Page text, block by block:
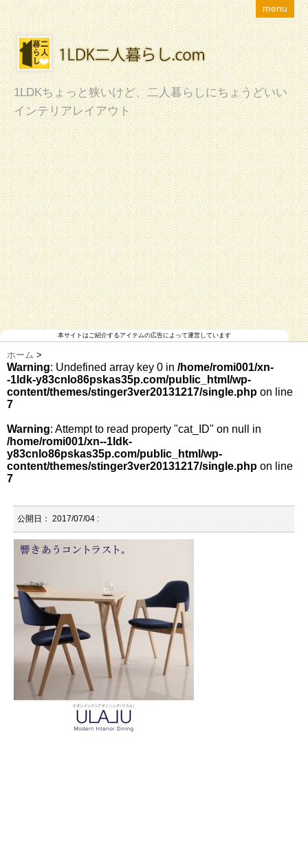
menu
1LDKちょっと狭いけど、二人暮らしにちょうどいい
インテリアレイアウト
本サイトはご紹介するアイテムの広告によって運営しています
ホーム >
Warning: Undefined array key 0 in /home/romi001/xn-
-1ldk-y83cnlo86pskas35p.com/public_html/wp-
content/themes/stinger3ver20131217/single.php on line
7
Warning: Attempt to read property "cat_ID" on null in
/home/romi001/xn--1ldk-
y83cnlo86pskas35p.com/public_html/wp-
content/themes/stinger3ver20131217/single.php on line
7
公開日： 2017/07/04 :